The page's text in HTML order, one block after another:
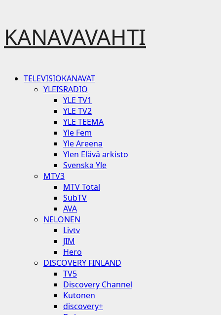
to
content
KANAVAVAHTI
PrimaryTELEVISIOKANAVAT
YLEISRADIO
YLE TV1
YLE TV2
YLE TEEMA
Yle Fem
Yle Areena
Ylen Elävä arkisto
Svenska Yle
MTV3
MTV Total
SubTV
AVA
NELONEN
Livtv
JIM
Hero
DISCOVERY FINLAND
TV5
Discovery Channel
Kutonen
discovery+